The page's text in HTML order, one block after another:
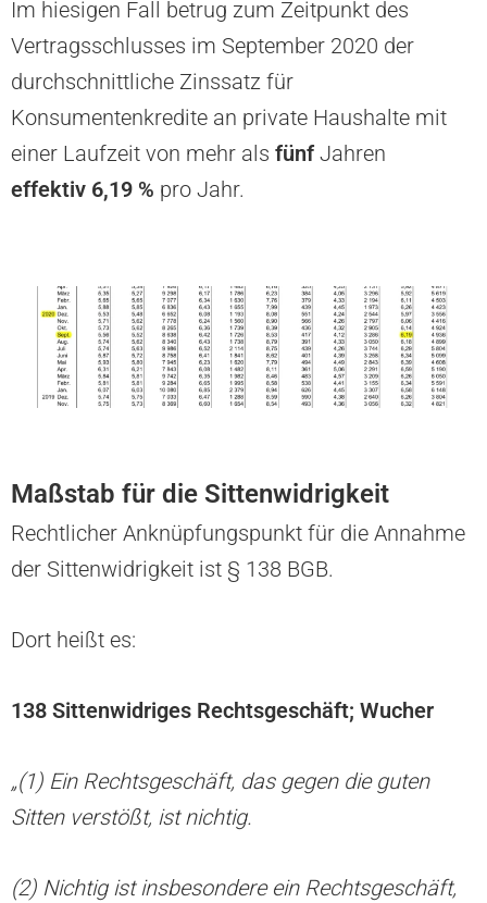
Im hiesigen Fall betrug zum Zeitpunkt des
Vertragsschlusses im September 2020 der
durchschnittliche Zinssatz für
Konsumentenkredite an private Haushalte mit
einer Laufzeit von mehr als fünf Jahren
effektiv 6,19 % pro Jahr.
Maßstab für die Sittenwidrigkeit
Rechtlicher Anknüpfungspunkt für die Annahme
der Sittenwidrigkeit ist § 138 BGB.
Dort heißt es:
138 Sittenwidriges Rechtsgeschäft; Wucher
„(1) Ein Rechtsgeschäft, das gegen die guten
Sitten verstößt, ist nichtig.
(2) Nichtig ist insbesondere ein Rechtsgeschäft,